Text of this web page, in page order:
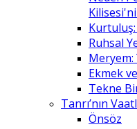
Ruhsal
Meryem:
Ekmek
Tekne
Tanrı’nın
Önsöz